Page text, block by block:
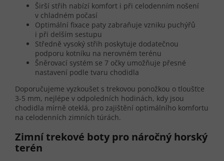
Širší střih nabízí komfort i při celodenním nošení
v chladném počasí
Optimální fixace paty zabraňuje vzniku puchýřů
i při delším sestupu
Středně vysoký střih poskytuje dodatečnou
podporu kotníku na nerovném terénu
Šněrovací systém se 7 očky umožňuje přesné
nastavení podle tvaru chodidla
Doporučujeme vyzkoušet s trekovou ponožkou o tloušťce
3-5 mm, nejlépe v odpoledních hodinách, kdy jsou
chodidla mírně oteklá, pro zajištění optimálního komfortu
na celodenních zimních túrách.
Zimní trekové boty pro náročný horský
terén